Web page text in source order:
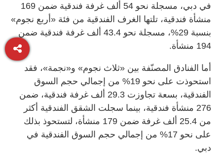
في دبي، مسجلة نحو 54 ألف غرفة فندقية ضمن 169
منشأة فندقية، تلتها الغرف الفندقية من فئة «أربع نجوم»
بنسبة 29%، مسجلة نحو 43.4 ألف غرفة فندقية ضمن
194 منشأة.
أما الفنادق المصنّفة بين «ثلاث نجوم» و«نجمة»، فقد
استحوذت على نحو 19% من إجمالي حجم السوق
الفندقية، بسعة تجاوزت 29.3 ألف غرفة فندقية، ضمن
276 منشأة فندقية، بينما سجلت الشقق الفندقية أكثر
من 25.4 ألف غرفة ضمن 179 منشأة، لتستحوذ بذلك
على نحو 17% من إجمالي حجم السوق الفندقية في
دبي.